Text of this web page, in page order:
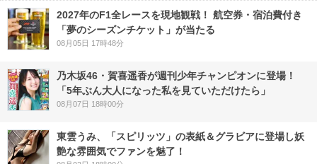
2027年のF1全レースを現地観戦！ 航空券・宿泊費付き
「夢のシーズンチケット」が当たる
08月05日 17時48分
乃木坂46・賀喜遥香が週刊少年チャンピオンに登場！
「5年ぶん大人になった私を見ていただけたら」
08月07日 18時00分
東雲うみ、「スピリッツ」の表紙＆グラビアに登場し妖
艶な雰囲気でファンを魅了！